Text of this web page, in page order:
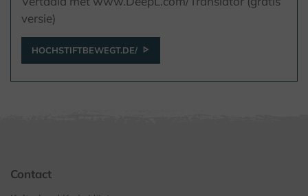
versie)
HOCHSTIFTBEWEGT.DE/
Contact